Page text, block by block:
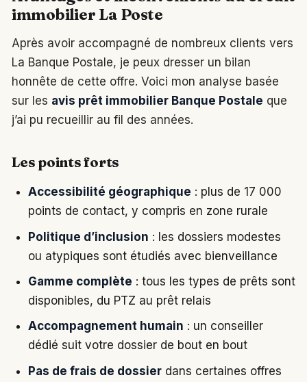
immobilier La Poste
Après avoir accompagné de nombreux clients vers
La Banque Postale, je peux dresser un bilan
honnête de cette offre. Voici mon analyse basée
sur les avis prêt immobilier Banque Postale que
j’ai pu recueillir au fil des années.
Les points forts
Accessibilité géographique : plus de 17 000
points de contact, y compris en zone rurale
Politique d’inclusion : les dossiers modestes
ou atypiques sont étudiés avec bienveillance
Gamme complète : tous les types de prêts sont
disponibles, du PTZ au prêt relais
Accompagnement humain : un conseiller
dédié suit votre dossier de bout en bout
Pas de frais de dossierdans certaines offres